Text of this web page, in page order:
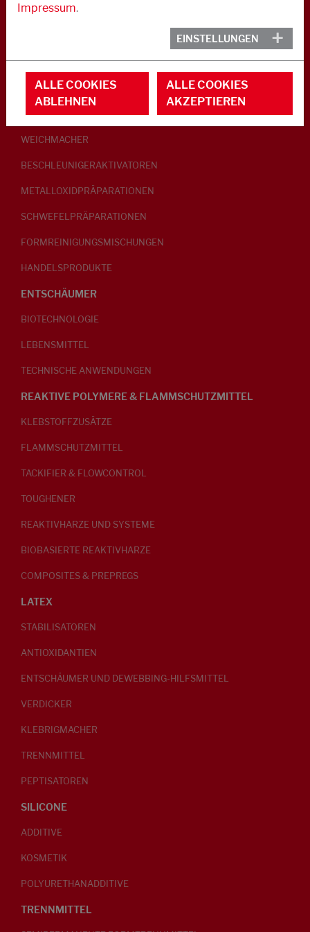
GLEITMITTEL
PEPTISATOREN
KLEBRIGMACHER / HOMOGENISATOREN
WEICHMACHER
BESCHLEUNIGERAKTIVATOREN
METALLOXIDPRÄPARATIONEN
SCHWEFELPRÄPARATIONEN
FORMREINIGUNGSMISCHUNGEN
HANDELSPRODUKTE
ENTSCHÄUMER
BIOTECHNOLOGIE
LEBENSMITTEL
TECHNISCHE ANWENDUNGEN
REAKTIVE POLYMERE & FLAMMSCHUTZMITTEL
KLEBSTOFFZUSÄTZE
FLAMMSCHUTZMITTEL
TACKIFIER & FLOWCONTROL
TOUGHENER
REAKTIVHARZE UND SYSTEME
BIOBASIERTE REAKTIVHARZE
COMPOSITES & PREPREGS
LATEX
STABILISATOREN
ANTIOXIDANTIEN
ENTSCHÄUMER UND DEWEBBING-HILFSMITTEL
VERDICKER
KLEBRIGMACHER
TRENNMITTEL
PEPTISATOREN
SILICONE
ADDITIVE
KOSMETIK
POLYURETHANADDITIVE
TRENNMITTEL
Impressum.
EINSTELLUNGEN
ALLE COOKIES
ABLEHNEN
ALLE COOKIES
AKZEPTIEREN